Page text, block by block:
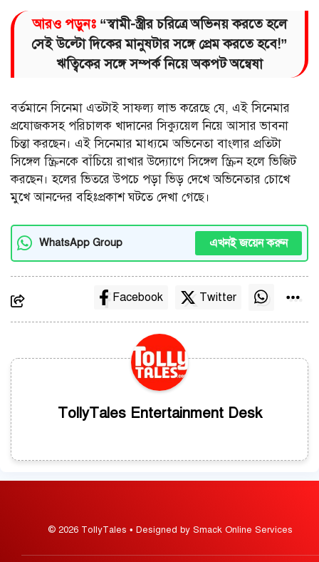
আরও পড়ুনঃ “স্বামী-স্ত্রীর চরিত্রে অভিনয় করতে হলে
সেই উল্টো দিকের মানুষটার সঙ্গে প্রেম করতে হবে!”
ঋত্বিকের সঙ্গে সম্পর্ক নিয়ে অকপট অন্বেষা
বর্তমানে সিনেমা এতটাই সাফল্য লাভ করেছে যে, এই সিনেমার
প্রযোজকসহ পরিচালক খাদানের সিক্যুয়েল নিয়ে আসার ভাবনা
চিন্তা করছেন। এই সিনেমার মাধ্যমে অভিনেতা বাংলার প্রতিটা
সিঙ্গেল স্ক্রিনকে বাঁচিয়ে রাখার উদ্যোগে সিঙ্গেল স্ক্রিন হলে ভিজিট
করছেন। হলের ভিতরে উপচে পড়া ভিড় দেখে অভিনেতার চোখে
মুখে আনন্দের বহিঃপ্রকাশ ঘটতে দেখা গেছে।
WhatsApp Group এখনই জয়েন করুন
Facebook Twitter
TollyTales Entertainment Desk
© 2026 TollyTales • Designed by Smack Online Services